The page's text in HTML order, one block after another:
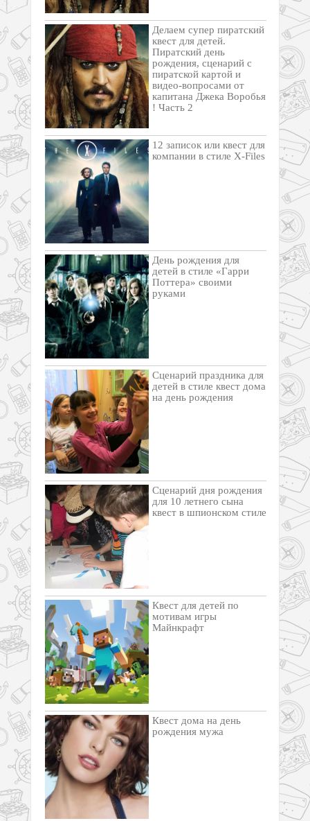
Делаем супер пиратский
квест для детей.
Пиратский день
рождения, сценарий с
пиратской картой и
видео-вопросами от
капитана Джека Воробья
! Часть 2
12 записок или квест для
компании в стиле X-Files
День рождения для
детей в стиле «Гарри
Поттера» своими
руками
Cценарий праздника для
детей в стиле квест дома
на день рождения
Сценарий дня рождения
для 10 летнего сына
квест в шпионском стиле
Квест для детей по
мотивам игры
Майнкрафт
Квест дома на день
рождения мужа